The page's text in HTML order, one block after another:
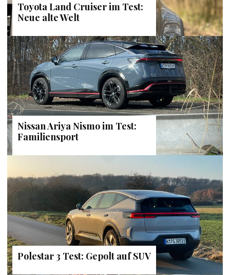
Toyota Land Cruiser im Test:
Neue alte Welt
Nissan Ariya Nismo im Test:
Familiensport
Polestar 3 Test: Gepolt auf SUV